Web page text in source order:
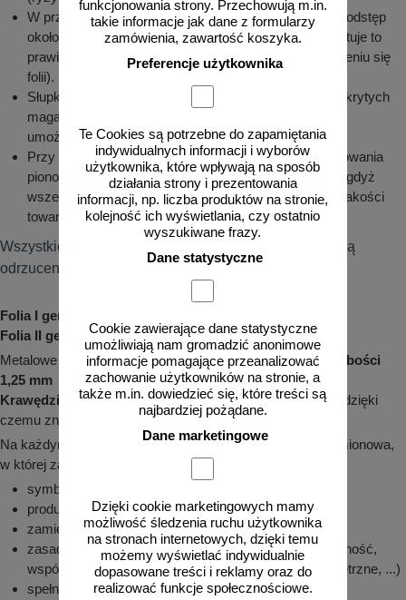
funkcjonowania strony. Przechowują m.in.
takie informacje jak dane z formularzy
zamówienia, zawartość koszyka.
Preferencje użytkownika
Te Cookies są potrzebne do zapamiętania
indywidualnych informacji i wyborów
użytkownika, które wpływają na sposób
działania strony i prezentowania
informacji, np. liczba produktów na stronie,
kolejność ich wyświetlania, czy ostatnio
wyszukiwane frazy.
Dane statystyczne
Cookie zawierające dane statystyczne
umożliwiają nam gromadzić anonimowe
informacje pomagające przeanalizować
zachowanie użytkowników na stronie, a
także m.in. dowiedzieć się, które treści są
najbardziej pożądane.
Dane marketingowe
Dzięki cookie marketingowych mamy
możliwość śledzenia ruchu użytkownika
na stronach internetowych, dzięki temu
możemy wyświetlać indywidualnie
dopasowane treści i reklamy oraz do
realizować funkcje społecznościowe.
W przypadku długiego składowania należy zachować odstęp
około 10 cm pomiędzy licami tablic lub znaku (gwarantuje to
prawidłową cyrkulację powietrza i zapobiega marszczeniu się
folii).
Słupki, uchwyty i inne elementy przechowywane w odkrytych
magazynach składować w ażurowych pojemnikach
umożliwiających ściekanie wody.
Przy rozładunku i przechowywaniu elementów oznakowania
pionowego należy zachować szczególną ostrożność, gdyż
wszelkiego rodzaju zarysowania powodują obniżenie jakości
towaru.
Wszystkie odstępstwa od niniejszej instrukcji powodują
odrzucenie reklamacji.
Folia I generacji (typ I) - 7 lat gwarancji!
Folia II generacji (typ II) - 10 lat gwarancji!
Metalowe znaki drogowe są wykonywane nablasze o grubości
1,25 mm
Krawędzie
są odpowiedniozagięte, arogi zaokrąglone
, dzięki
czemu znak jest
bezpieczny w montażu i użytkowaniu
Na każdym znaku znajduje się odpowiednia naklejka znamionowa,
w której zawarte są m. in. takie informacje jak:
symbol znaku, grubość blachy, wymiary
producent, data produkcji
zamierzone zastosowanie
zasadnicze charakterystyki (mocowanie, chromatyczność,
współczynnik odblasku, odporność na czynniki zewnętrzne, ...)
spełniana norma, numer deklaracji